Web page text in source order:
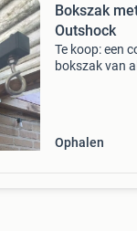
Bokszak
Outshock
Te koop: een
bokszak van
Ophalen